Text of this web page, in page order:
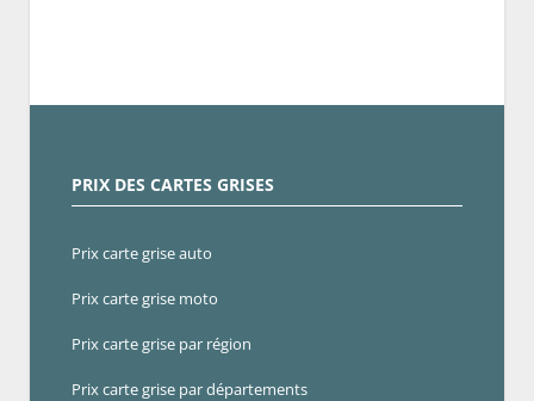
PRIX DES CARTES GRISES
Prix carte grise auto
Prix carte grise moto
Prix carte grise par région
Prix carte grise par départements